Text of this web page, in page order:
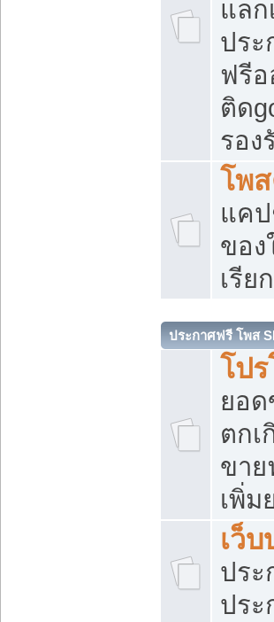
แล
ประ
ฟรีอ
ติด
รอง
โพ
แค
ของ
เรีย
ประกาศฟรี โพส
โป
ยอด
ตกเ
ขาย
เพิ่ม
เว็
ประ
ประ